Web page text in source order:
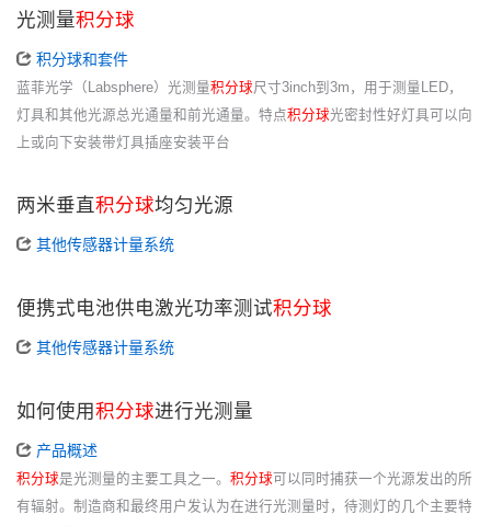
光测量积分球
积分球和套件
蓝菲光学（Labsphere）光测量积分球尺寸3inch到3m，用于测量LED，
灯具和其他光源总光通量和前光通量。特点积分球光密封性好灯具可以向
上或向下安装带灯具插座安装平台
两米垂直积分球均匀光源
其他传感器计量系统
便携式电池供电激光功率测试积分球
其他传感器计量系统
如何使用积分球进行光测量
产品概述
积分球是光测量的主要工具之一。 积分球 可以同时捕获一个光源发出的所
有辐射。制造商和最终用户发认为在进行光测量时，待测灯的几个主要特